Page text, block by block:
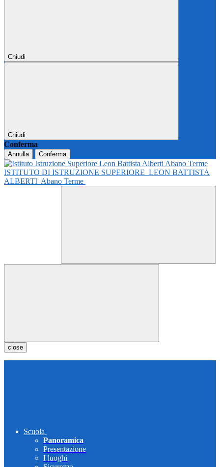
Chiudi
Chiudi
Conferma
Annulla Conferma
ISTITUTO DI ISTRUZIONE SUPERIORE LEON BATTISTA
ALBERTI Abano Terme
close
Scuola
Panoramica
Presentazione
I luoghi